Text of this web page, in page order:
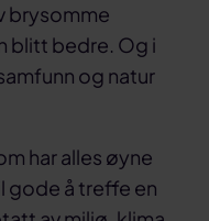
brysomme
blitt bedre. Og i
og natur
har alles øyne
gode å treffe en